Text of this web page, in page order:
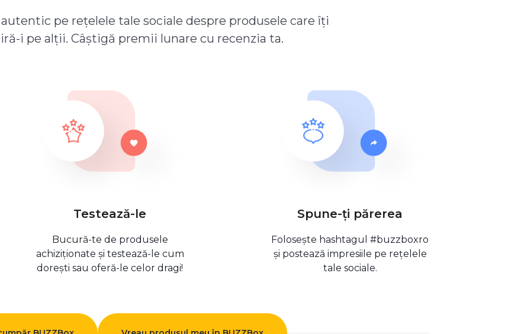
pe rețelele tale sociale despre produsele care îți
i pe alții. Câștigă premii lunare cu recenzia ta.
Testează-le
Bucură-te de produsele
achiziționate și testează-le cum
dorești sau oferă-le celor dragi!
Spune-ți părerea
Folosește hashtagul #buzzboxro
și postează impresiile pe rețelele
tale sociale.